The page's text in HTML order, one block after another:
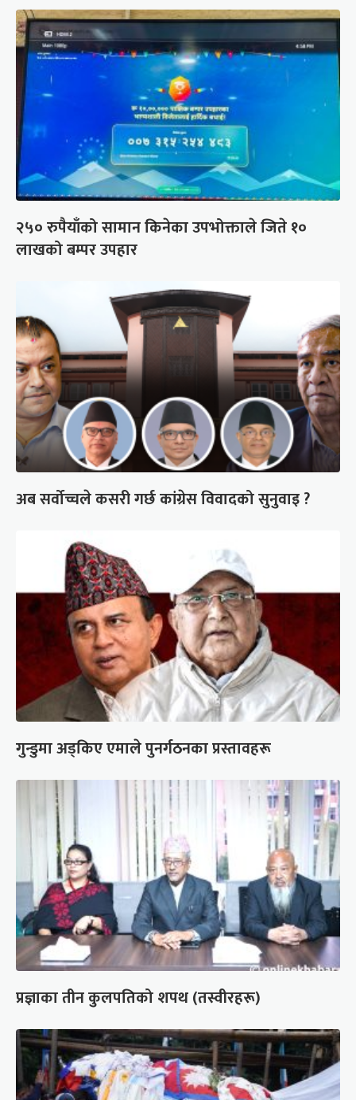
२५० रुपैयाँको सामान किनेका उपभोक्ताले जिते १०
लाखको बम्पर उपहार
अब सर्वोच्चले कसरी गर्छ कांग्रेस विवादको सुनुवाइ ?
गुन्डुमा अड्किए एमाले पुनर्गठनका प्रस्तावहरू
प्रज्ञाका तीन कुलपतिको शपथ (तस्वीरहरू)